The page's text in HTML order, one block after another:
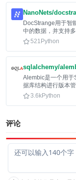
NanoNets/
DocStrange用于智
中的数据，并支持
利用文档信息。
521 Python
sqlalchemy/
Alembic是一个用于
据库结构进行版本管
3.6kPython
评论